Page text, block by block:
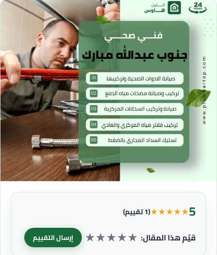
5
★
★
★
★
★(1 تقييم)
قيّم هذا المقال: ★
★
★
★
★ إرسال التقييم